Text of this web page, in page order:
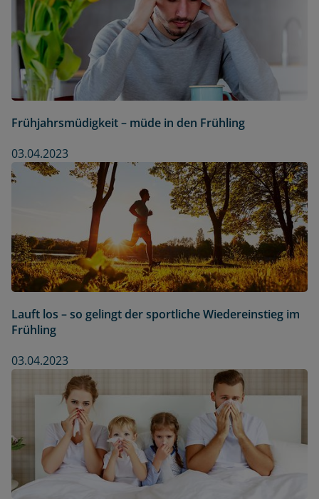
Frühjahrsmüdigkeit – müde in den Frühling
03.04.2023
Lauft los – so gelingt der sportliche Wiedereinstieg im
Frühling
03.04.2023